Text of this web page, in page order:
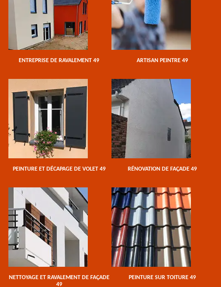
ENTREPRISE DE RAVALEMENT 49 ARTISAN PEINTRE 49
PEINTURE ET DÉCAPAGE DE VOLET 49 RÉNOVATION DE FAÇADE 49
NETTOYAGE ET RAVALEMENT DE FAÇADE
49
PEINTURE SUR TOITURE 49